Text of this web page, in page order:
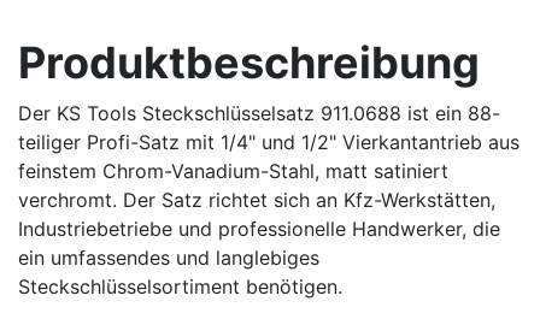
Produktbeschreibung
Der KS Tools Steckschlüsselsatz 911.0688 ist ein 88-
teiliger Profi-Satz mit 1/4" und 1/2" Vierkantantrieb aus
feinstem Chrom-Vanadium-Stahl, matt satiniert
verchromt. Der Satz richtet sich an Kfz-Werkstätten,
Industriebetriebe und professionelle Handwerker, die
ein umfassendes und langlebiges
Steckschlüsselsortiment benötigen.